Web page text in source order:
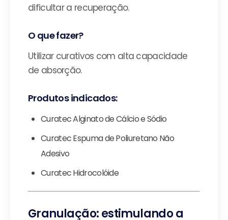
dificultar a recuperação.
O que fazer?
Utilizar curativos com alta capacidade
de absorção.
Produtos indicados:
Curatec Alginato de Cálcio e Sódio
Curatec Espuma de Poliuretano Não
Adesivo
Curatec Hidrocolóide
Granulação: estimulando a